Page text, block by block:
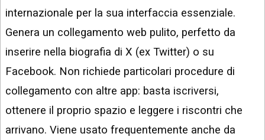
internazionale per la sua interfaccia essenziale.
Genera un collegamento web pulito, perfetto da
inserire nella biografia di X (ex Twitter) o su
Facebook. Non richiede particolari procedure di
collegamento con altre app: basta iscriversi,
ottenere il proprio spazio e leggere i riscontri che
arrivano. Viene usato frequentemente anche da